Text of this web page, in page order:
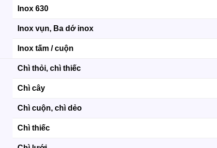
Inox 630
Inox vụn, Ba dớ inox
Inox tấm / cuộn
Chì thỏi, chì thiếc
Chì cây
Chì cuộn, chì dẻo
Chì thiếc